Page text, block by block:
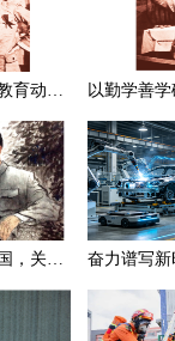
在延安在职干部教育动员大会上的讲话（节选）
建成社会主义强国，关键在于实现科学技术现代化